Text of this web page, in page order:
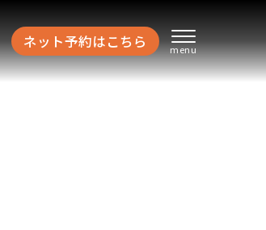
ネット予約はこちら